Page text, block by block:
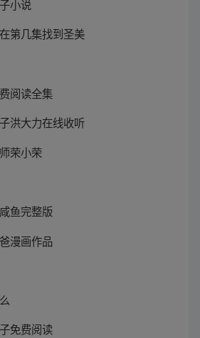
小说
第几集找到圣美
阅读全集
洪大力在线收听
荣小荣
鱼完整版
漫画作品
免费阅读